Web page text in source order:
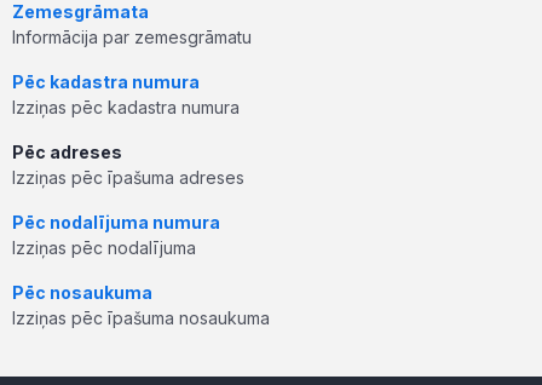
Zemesgrāmata
Informācija par zemesgrāmatu
Pēc kadastra numura
Izziņas pēc kadastra numura
Pēc adreses
Izziņas pēc īpašuma adreses
Pēc nodalījuma numura
Izziņas pēc nodalījuma
Pēc nosaukuma
Izziņas pēc īpašuma nosaukuma